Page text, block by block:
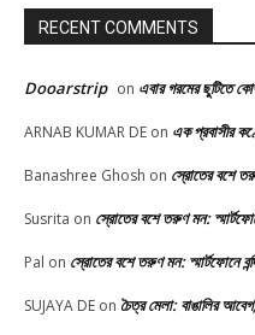
RECENT COMMENTS
Dooarstrip on এবার গরমের ছুটিতে
ARNAB KUMAR DE on এক প্রবাসীর
Banashree Ghosh on স্রোতের বশে
Susrita on স্রোতের বশে তরুণ মন:
Pal on স্রোতের বশে তরুণ মন: স্মার্টফোনে
SUJAYA DE on চৈত্র মেলা: বাঙালির